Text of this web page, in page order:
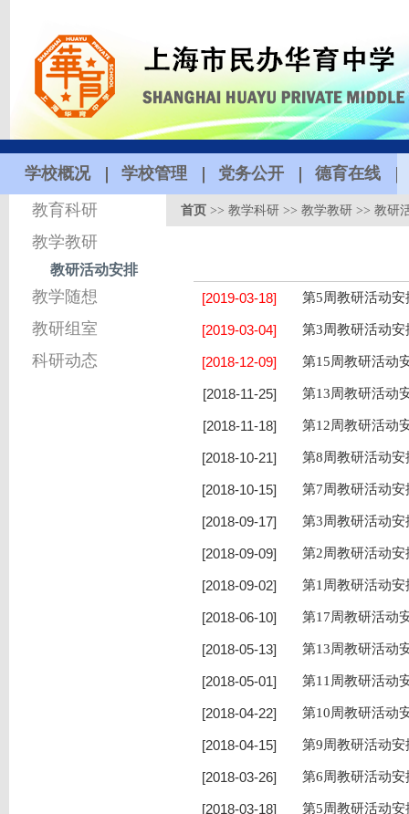
学校概况 学校管理 党务公开
德育在线
教育科研
教学教研
教研活动安排
教学随想
教研组室
科研动态
首页 >>教学科研 >>教学教研 >>教研
第5周教研活动
[2019-03-18]
第3周教研活动
[2019-03-04]
第15周教研活动
[2018-12-09]
第13周教研活动
[2018-11-25]
第12周教研活动
[2018-11-18]
第8周教研活动
[2018-10-21]
第7周教研活动
[2018-10-15]
第3周教研活动
[2018-09-17]
第2周教研活动
[2018-09-09]
第1周教研活动
[2018-09-02]
第17周教研活动
[2018-06-10]
第13周教研活动
[2018-05-13]
第11周教研活动
[2018-05-01]
第10周教研活动
[2018-04-22]
第9周教研活动
[2018-04-15]
第6周教研活动
[2018-03-26]
第5周教研活动
[2018-03-18]